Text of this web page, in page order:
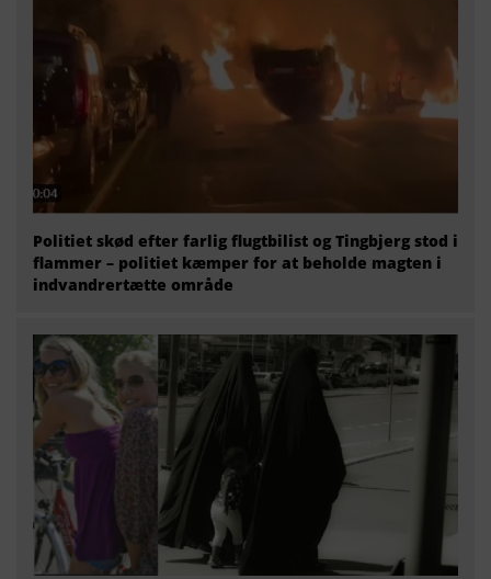
Politiet skød efter farlig flugtbilist og Tingbjerg stod i
flammer – politiet kæmper for at beholde magten i
indvandrertætte område